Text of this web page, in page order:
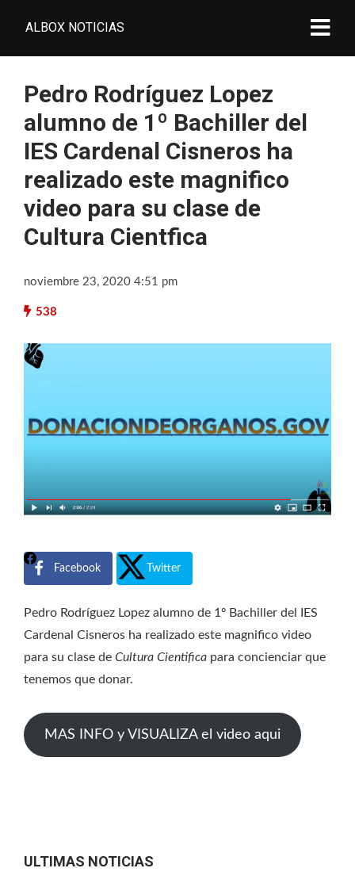
ALBOX NOTICIAS
Pedro Rodríguez Lopez
alumno de 1º Bachiller del
IES Cardenal Cisneros ha
realizado este magnifico
video para su clase de
Cultura Cientfica
noviembre 23, 2020 4:51 pm
538
Facebook Twitter
Pedro Rodríguez Lopez alumno de 1º Bachiller del IES
Cardenal Cisneros ha realizado este magnifico video
para su clase de Cultura Cientifica para concienciar que
tenemos que donar.
MAS INFO y VISUALIZA el video aqui
ULTIMAS NOTICIAS